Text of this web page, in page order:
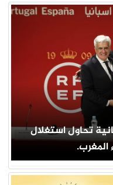
إسبانية تحاول استغلال
المغرب.